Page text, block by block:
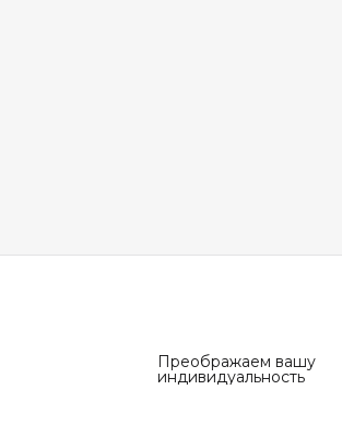
Преображаем вашу
индивидуальность